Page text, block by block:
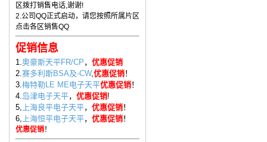
区拨打销售电话,谢谢!
2.公司QQ正式启动，请您按照所属片区
点击各区销售QQ
促销信息
1. 奥豪斯天平FR/CP ， 优惠促销
2. 赛多利斯BSA及-CW, 优惠促销！
3. 梅特勒LE ME电子天平优惠促销！
4. 岛津电子天平， 优惠促销!
5,
上海良平电子天平， 优惠促销！
6,
上海恒平电子天平， 优惠促销！
优惠促销！